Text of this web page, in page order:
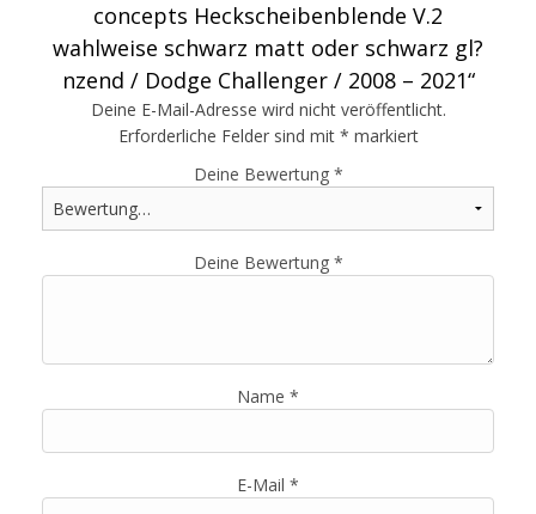
concepts Heckscheibenblende V.2
wahlweise schwarz matt oder schwarz gl?
nzend / Dodge Challenger / 2008 – 2021“
Deine E-Mail-Adresse wird nicht veröffentlicht.
Erforderliche Felder sind mit * markiert
Deine Bewertung *
Deine Bewertung *
Name *
E-Mail *